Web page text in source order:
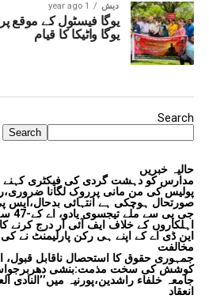
دیش 1 year ago
یوگا فیسٹول کے موقع
یوگا واٹیکا کا قیام
Search
Search
حالیہ خبریں
مدارس کو دہشت گردی کی فیکٹری کہنے
پولیس کی من مانی پرروک لگانا
صورتحال ہوچکی ہے انتہائی بدحال،ایس
جی پی
اہلکاروں کے خلاف ایف آئی آر درج کرنے کا
این ڈی اے کے اپنے ہی رکن پارلیمنٹ نے
مخالفت
جمہوری حقوق کا استحصال ناقابل قبول،
کوشش کی سخت مذمت:بنشی
جامعہ خلفاء راشدین،پورنیہ میں’’النادی
انعقاد